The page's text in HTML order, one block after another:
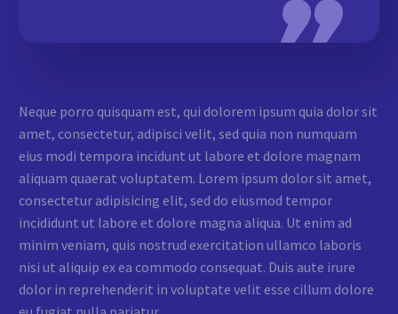
Neque porro quisquam est, qui dolorem ipsum quia dolor sit
amet, consectetur, adipisci velit, sed quia non numquam
eius modi tempora incidunt ut labore et dolore magnam
aliquam quaerat voluptatem. Lorem ipsum dolor sit amet,
consectetur adipisicing elit, sed do eiusmod tempor
incididunt ut labore et dolore magna aliqua. Ut enim ad
minim veniam, quis nostrud exercitation ullamco laboris
nisi ut aliquip ex ea commodo consequat. Duis aute irure
dolor in reprehenderit in voluptate velit esse cillum dolore